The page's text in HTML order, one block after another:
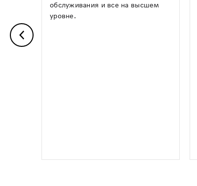
обслуживания и все на высшем
уровне.